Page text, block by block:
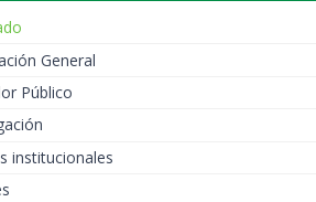
General
Público
institucionales